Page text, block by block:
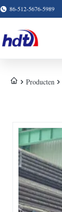
86-512-5676-5989
Producten